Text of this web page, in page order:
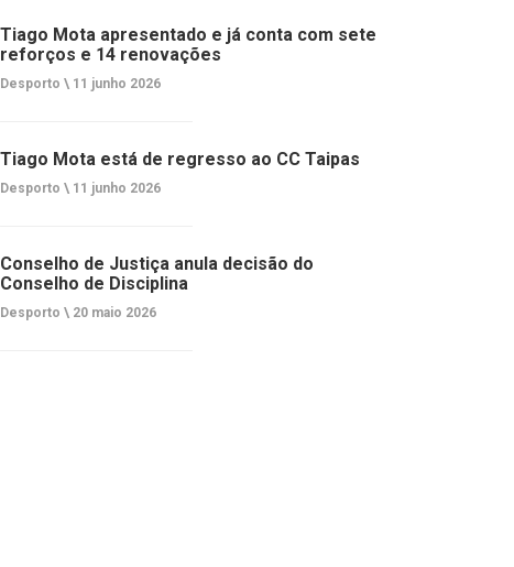
Tiago Mota apresentado e já conta com sete
reforços e 14 renovações
Desporto \ 11 junho 2026
Tiago Mota está de regresso ao CC Taipas
Desporto \ 11 junho 2026
Conselho de Justiça anula decisão do
Conselho de Disciplina
Desporto \ 20 maio 2026